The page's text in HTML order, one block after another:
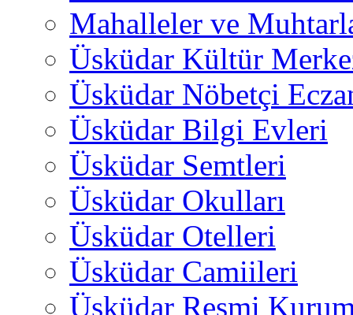
Mahalleler ve
Üsküdar Kültür
Üsküdar Nöbetçi
Üsküdar Bilgi Evleri
Üsküdar Semtleri
Üsküdar Okulları
Üsküdar Otelleri
Üsküdar Camiileri
Üsküdar Resmi